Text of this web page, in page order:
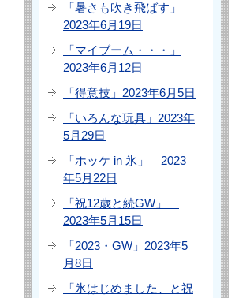
「暑さも吹き飛ばす」
2023年6月19日
「マイブーム・・・」
2023年6月12日
「得意技」2023年6月5日
「いろんな玩具」2023年
5月29日
「ホッケ in 氷」 2023
年5月22日
「祝12歳と続GW」
2023年5月15日
「2023・GW」2023年5
月8日
「氷はじめました、と祝